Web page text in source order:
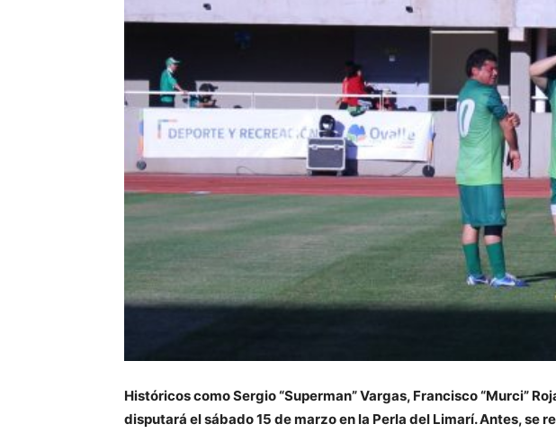
Históricos como Sergio “Superman” Vargas, Francisco “Murci”
disputará el sábado 15 de marzo en la Perla del Limarí. Antes, se